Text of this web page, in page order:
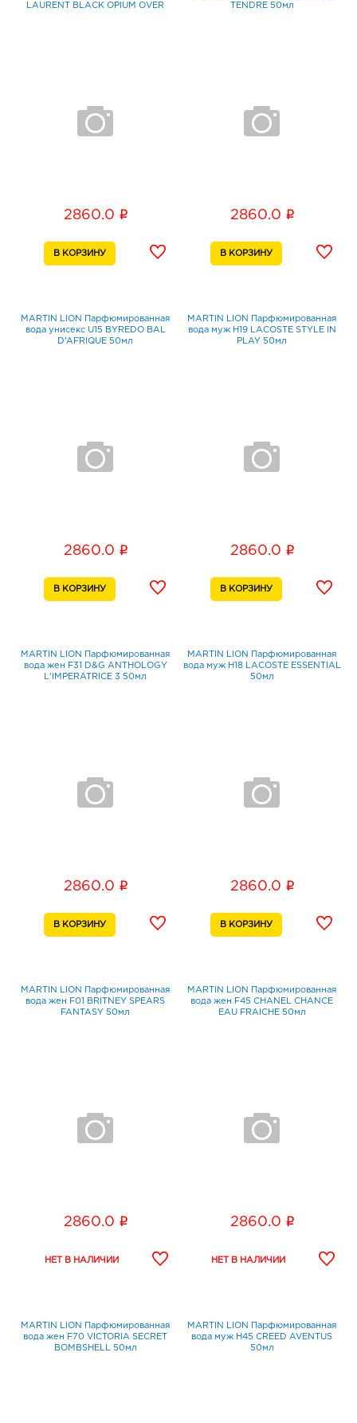
LAURENT BLACK OPIUM OVER
2860.0 i
TENDRE 50мл
2860.0 i
MARTIN LION Парфюмированная
вода унисекс U15 BYREDO BAL
D’AFRIQUE 50мл
2860.0 i
MARTIN LION Парфюмированная
вода муж H19 LACOSTE STYLE IN
PLAY 50мл
2860.0 i
MARTIN LION Парфюмированная
вода жен F31 D&G ANTHOLOGY
L’IMPERATRICE 3 50мл
2860.0 i
MARTIN LION Парфюмированная
вода муж H18 LACOSTE ESSENTIAL
50мл
2860.0 i
MARTIN LION Парфюмированная
вода жен F01 BRITNEY SPEARS
FANTASY 50мл
2860.0 i
MARTIN LION Парфюмированная
вода жен F45 CHANEL CHANCE
EAU FRAICHE 50мл
2860.0 i
MARTIN LION Парфюмированная
вода жен F70 VICTORIA SECRET
BOMBSHELL 50мл
MARTIN LION Парфюмированная
вода муж H45 CREED AVENTUS
50мл